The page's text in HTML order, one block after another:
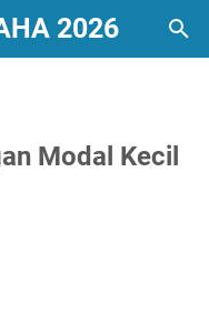
2026
Modal Kecil